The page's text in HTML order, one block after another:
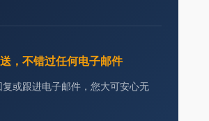
，不错过任何电子邮件
复或跟进电子邮件，您大可安心无